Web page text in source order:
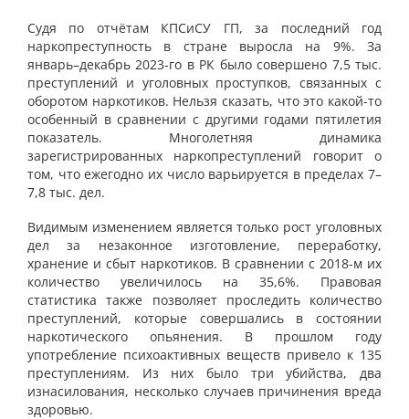
Судя по отчётам КПСиСУ ГП, за последний год
наркопреступность в стране выросла на 9%. За
январь–декабрь 2023-го в РК было совершено 7,5 тыс.
преступлений и уголовных проступков, связанных с
оборотом наркотиков. Нельзя сказать, что это какой-то
особенный в сравнении с другими годами пятилетия
показатель. Многолетняя динамика
зарегистрированных наркопреступлений говорит о
том, что ежегодно их число варьируется в пределах 7–
7,8 тыс. дел.
Видимым изменением является только рост уголовных
дел за незаконное изготовление, переработку,
хранение и сбыт наркотиков. В сравнении с 2018-м их
количество увеличилось на 35,6%. Правовая
статистика также позволяет проследить количество
преступлений, которые совершались в состоянии
наркотического опьянения. В прошлом году
употребление психоактивных веществ привело к 135
преступлениям. Из них было три убийства, два
изнасилования, несколько случаев причинения вреда
здоровью.